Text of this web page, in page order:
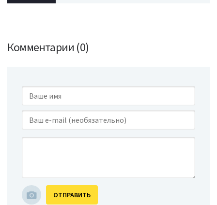
Комментарии (0)
ОТПРАВИТЬ